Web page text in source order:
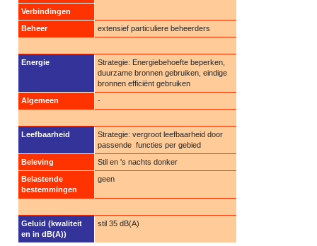
Verbindingen
Beheer
extensief particuliere beheerders
Energie
Strategie: Energiebehoefte beperken,
duurzame bronnen gebruiken, eindige
bronnen efficiënt gebruiken
Algemeen
-
Leefbaarheid
Strategie: vergroot leefbaarheid door
passende functies per gebied
Beleving
Stil en 's nachts donker
Belastende
bestemmingen
geen
Geluid (kwaliteit
en in dB(A))
stil 35 dB(A)